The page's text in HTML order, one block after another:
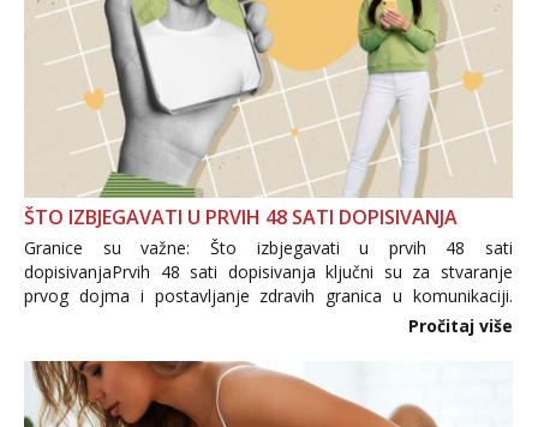
ŠTO IZBJEGAVATI U PRVIH 48 SATI DOPISIVANJA
Granice su važne: Što izbjegavati u prvih 48 sati
dopisivanjaPrvih 48 sati dopisivanja ključni su za stvaranje
prvog dojma i postavljanje zdravih granica u komunikaciji.
Važno je izbjeći prebrzo otkrivanje osobnih ili intimnih
informacija, jer nepoznata osoba još nije zaslužila to
povjerenje. Takođe...
Pročitaj više